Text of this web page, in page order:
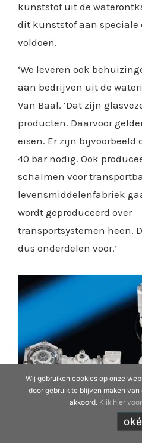
kunststof uit de
dit kunststof aan speciale
voldoen.
‘We leveren ook
aan bedrijven uit de
Van Baal. ‘Dat zijn
producten. Daarvoor
eisen. Er zijn bijvoorbeeld
40 bar nodig. Ook
schalmen voor
levensmiddelenfabriek
wordt geproduceerd over
transportsystemen heen.
dus onderdelen voor.’
Wij gebruiken cookies op onze
door gebruik te blijven maken
akkoord. Klik hier
oké